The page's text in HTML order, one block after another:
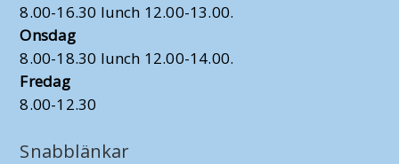
8.00-16.30 lunch 12.00-13.00.
Onsdag
8.00-18.30 lunch 12.00-14.00.
Fredag
8.00-12.30
Snabblänkar